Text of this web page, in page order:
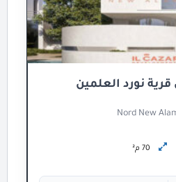
نورد العلمين
70 م²